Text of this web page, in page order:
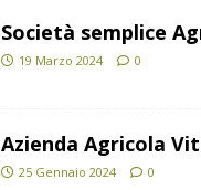
Società semplice
19 Marzo 2024 0
Azienda Agricola
25 Gennaio 2024 0